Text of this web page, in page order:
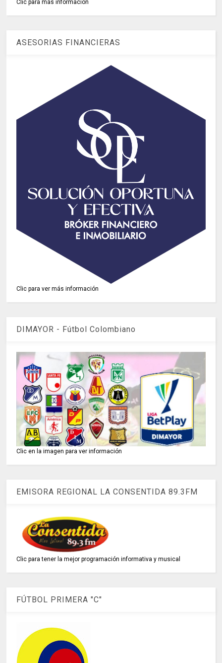
Clic para más información
ASESORIAS FINANCIERAS
Clic para ver más información
DIMAYOR - Fútbol Colombiano
Clic en la imagen para ver información
EMISORA REGIONAL LA CONSENTIDA 89.3FM
Clic para tener la mejor programación informativa y musical
FÚTBOL PRIMERA "C"